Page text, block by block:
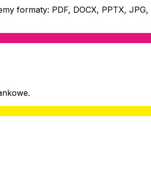
formaty: PDF, DOCX, PPTX, JPG,